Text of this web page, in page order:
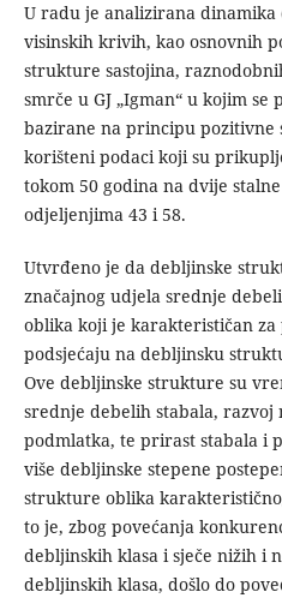
U radu je analizirana
visinskih krivih, kao osnovnih
strukture sastojina,
smrče u GJ „Igman“ u kojim
bazirane na principu pozitivne
korišteni podaci koji su
tokom 50 godina na dvije
odjeljenjima 43 i 58.
Utvrđeno je da debljinske
značajnog udjela srednje
oblika koji je karakterističan
podsjećaju na debljinsku
Ove debljinske strukture su
srednje debelih stabala, razvoj
podmlatka, te prirast stabala i
više debljinske stepene
strukture oblika
to je, zbog povećanja
debljinskih klasa i sječe nižih i
debljinskih klasa, došlo do